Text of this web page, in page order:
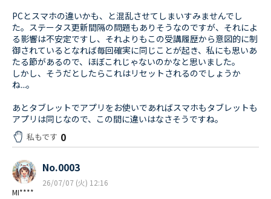
PCとスマホの違いかも、と混乱させてしまいすみませんでし
た。ステータス更新間隔の問題もありそうなのですが、それによ
る影響は不安定ですし、それよりもこの受講履歴から意図的に制
御されているとなれば毎回確実に同じことが起き、私にも思いあ
たる節があるので、ほぼこれじゃないのかなと思いました。
しかし、そうだとしたらこれはリセットされるのでしょうか
ね...。
あとタブレットでアプリをお使いであればスマホもタブレットも
アプリは同じなので、この間に違いはなさそうですね。
私もです 0
MI****
No.0003
26/07/07 (火) 12:16